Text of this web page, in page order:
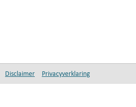
Disclaimer Privacyverklaring